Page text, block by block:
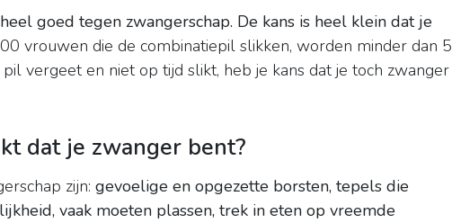
goed tegen zwangerschap. De kans is heel klein dat je
vrouwen die de combinatiepil slikken, worden minder dan 5
vergeet en niet op tijd slikt, heb je kans dat je toch zwanger
dat je zwanger bent?
zijn: gevoelige en opgezette borsten, tepels die
vaak moeten plassen, trek in eten op vreemde